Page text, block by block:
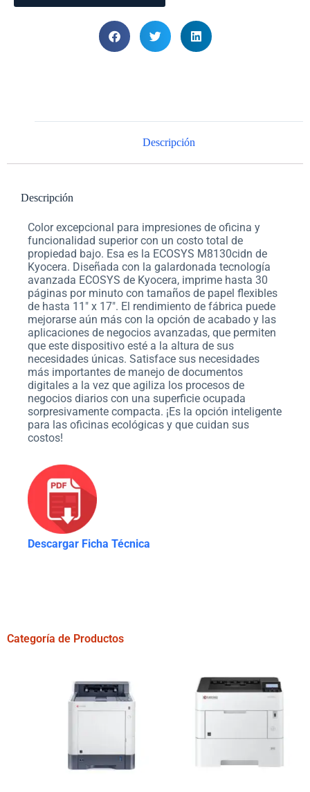
Descripción
Descripción
Color excepcional para impresiones de oficina y
funcionalidad superior con un costo total de
propiedad bajo. Esa es la ECOSYS M8130cidn de
Kyocera. Diseñada con la galardonada tecnología
avanzada ECOSYS de Kyocera, imprime hasta 30
páginas por minuto con tamaños de papel flexibles
de hasta 11″ x 17″. El rendimiento de fábrica puede
mejorarse aún más con la opción de acabado y las
aplicaciones de negocios avanzadas, que permiten
que este dispositivo esté a la altura de sus
necesidades únicas. Satisface sus necesidades
más importantes de manejo de documentos
digitales a la vez que agiliza los procesos de
negocios diarios con una superficie ocupada
sorpresivamente compacta. ¡Es la opción inteligente
para las oficinas ecológicas y que cuidan sus
costos!
Descargar Ficha Técnica
Categoría de Productos